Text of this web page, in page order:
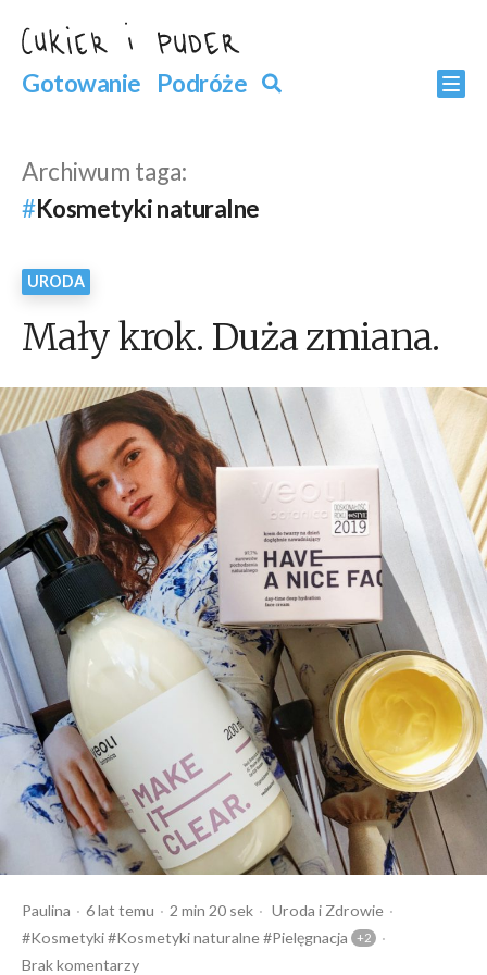
do
treści
Szukaj
Gotowanie Podróże Szukaj
Archiwum taga:
Kosmetyki naturalne
URODA
Mały krok. Duża zmiana.
Opublikowany
przez
Paulina 6 lat temu
Czas
czytania
2 min 20 sek
Opublikowany
w
Uroda Zdrowie
Kosmetyki
Kosmetyki naturalne
Pielęgnacja
Brak komentarzy